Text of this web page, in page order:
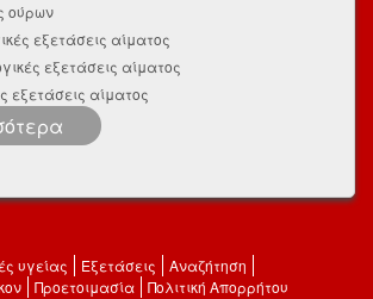
ούρων
εξετάσεις αίματος
εξετάσεις αίματος
εξετάσεις αίματος
υγείας Εξετάσεις
Αναζήτηση
Προετοιμασία Πολιτική Απορρήτου